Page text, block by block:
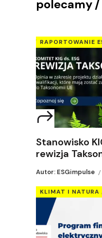
polecamy
RAPORTOWANIE
Stanowisko
rewizja
Autor: ESGimpulse
KLIMAT I NATURA